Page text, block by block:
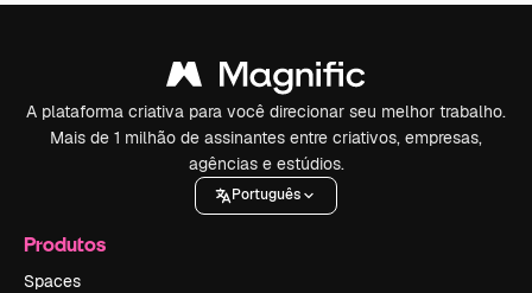
A plataforma criativa para você direcionar seu melhor trabalho.
Mais de 1 milhão de assinantes entre criativos, empresas,
agências e estúdios.
Português
Produtos
Spaces